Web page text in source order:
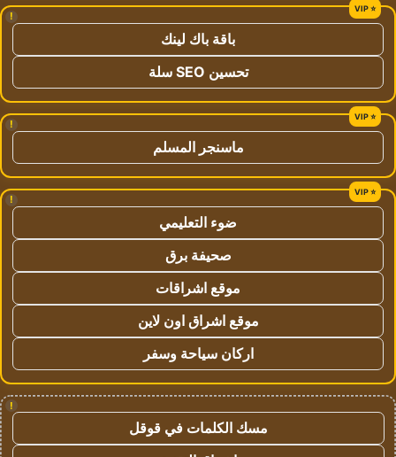
!
باقة باك لينك
تحسين SEO سلة
!
ماسنجر المسلم
!
ضوء التعليمي
صحيفة برق
موقع اشراقات
موقع اشراق اون لاين
اركان سياحة وسفر
!
مسك الكلمات في قوقل